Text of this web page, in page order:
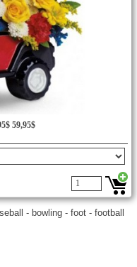
59,95$
- bowling - foot - football